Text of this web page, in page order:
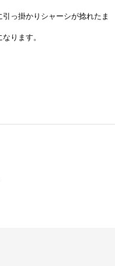
っ掛かりシャーシが捻れたま
ります。